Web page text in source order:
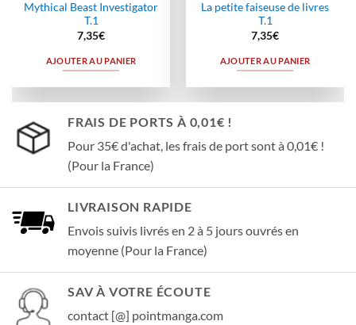
Mythical Beast Investigator
T.1
7,35€
AJOUTER AU PANIER
La petite faiseuse de livres
T.1
7,35€
AJOUTER AU PANIER
FRAIS DE PORTS À 0,01€ !
Pour 35€ d'achat, les frais de port sont à 0,01€ !
(Pour la France)
LIVRAISON RAPIDE
Envois suivis livrés en 2 à 5 jours ouvrés en
moyenne (Pour la France)
SAV À VOTRE ÉCOUTE
contact [@] pointmanga.com